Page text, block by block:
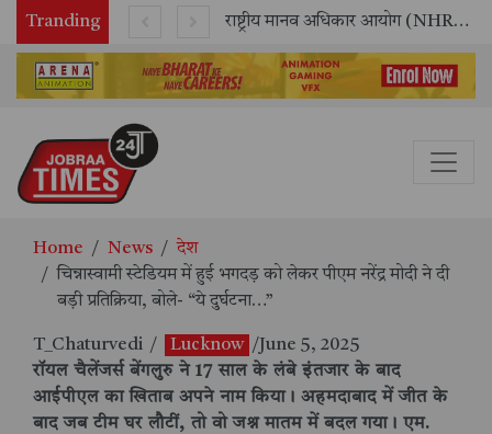
Tranding राष्ट्रीय मानव अधिकार आयोग (NHRC) के ऑनलाइन इंटर्नशिप कार्यक्रम का समापन, 21 राज्यों के छात्रों ने किया सफलतापूर्वक पूर्ण
Home News
देश
चिन्नास्वामी स्टेडियम में हुई भगदड़ को लेकर पीएम नरेंद्र मोदी ने दी
बड़ी प्रतिक्रिया, बोले- “ये दुर्घटना…”
T_Chaturvedi / Lucknow /June 5, 2025
रॉयल चैलेंजर्स बेंगलुरु ने 17 साल के लंबे इंतजार के बाद
आईपीएल का खिताब अपने नाम किया। अहमदाबाद में जीत के
बाद जब टीम घर लौटीं, तो वो जश्न मातम में बदल गया। एम.